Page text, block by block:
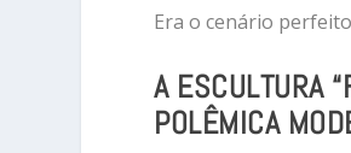
Era o cenário
A ESCULTURA
POLÊMICA